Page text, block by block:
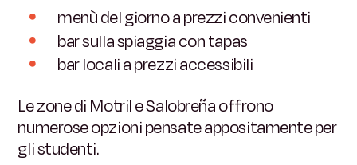
menù del giorno a prezzi convenienti
bar sulla spiaggia con tapas
bar locali a prezzi accessibili
Le zone di Motril e Salobreña offrono
numerose opzioni pensate appositamente per
gli studenti.